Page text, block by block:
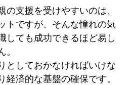
支援を受けやすいのは、
トですが、そんな憧れの気
しても成功できるほど易し
としておかなければいけな
済的な基盤の確保です。